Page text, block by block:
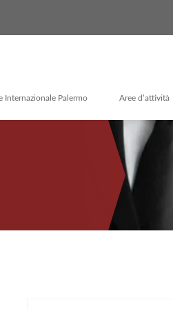
Internazionale Palermo Aree d’attività